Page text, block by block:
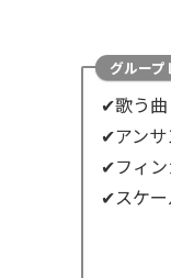
グループ
✔歌う曲
✔アンサ
✔フィ
✔スケ